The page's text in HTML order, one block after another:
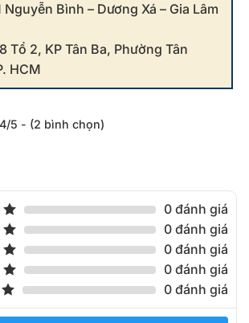
Nguyễn Bình – Dương Xá – Gia Lâm
Tổ 2, KP Tân Ba, Phường Tân
HCM
4/5 - (2 bình chọn)
0 đánh giá
0 đánh giá
0 đánh giá
0 đánh giá
0 đánh giá